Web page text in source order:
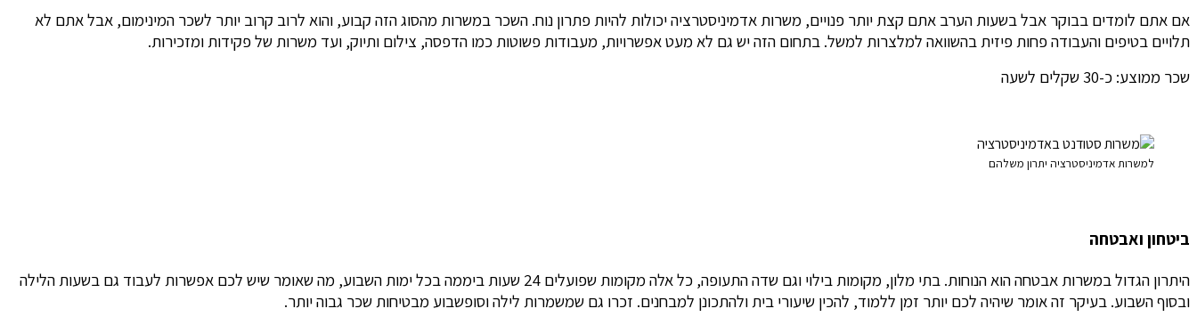
אם אתם לומדים בבוקר אבל בשעות הערב אתם קצת יותר פנויים, משרות אדמיניסטרציה יכולות להיות פתרון נוח. השכר במשרות מהסוג הזה קבוע, והוא לרוב קרוב יותר לשכר המינימום, אבל אתם לא
תלויים בטיפים והעבודה פחות פיזית בהשוואה למלצרות למשל. בתחום הזה יש גם לא מעט אפשרויות, מעבודות פשוטות כמו הדפסה, צילום ותיוק, ועד משרות של פקידות ומזכירות.
שכר ממוצע: כ-30 שקלים לשעה
למשרות אדמיניסטרציה יתרון משלהם
ביטחון ואבטחה
היתרון הגדול במשרות אבטחה הוא הנוחות. בתי מלון, מקומות בילוי וגם שדה התעופה, כל אלה מקומות שפועלים 24 שעות ביממה בכל ימות השבוע, מה שאומר שיש לכם אפשרות לעבוד גם בשעות הלילה
ובסוף השבוע. בעיקר זה אומר שיהיה לכם יותר זמן ללמוד, להכין שיעורי בית ולהתכונן למבחנים. זכרו גם שמשמרות לילה וסופשבוע מבטיחות שכר גבוה יותר.